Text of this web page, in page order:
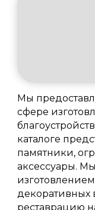
Мы
сфере
каталоге
памятники,
аксессуары.
декоративных
реставрацию